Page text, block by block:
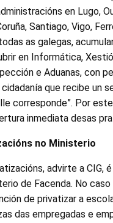
en Lugo,
Santiago, Vigo,
as galegas,
en Informática,
e Aduanas, con
que recibe un
corresponde”. Por
inmediata desas
no Ministerio
advirte a CIG,
de Facenda. No caso
de privatizar a
das empregadas e